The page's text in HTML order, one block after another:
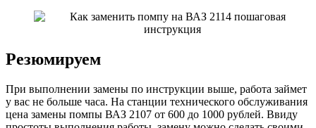
Резюмируем
При выполнении замены по инструкции выше, работа займет
у вас не больше часа. На станции технического обслуживания
цена замены помпы ВАЗ 2107 от 600 до 1000 рублей. Ввиду